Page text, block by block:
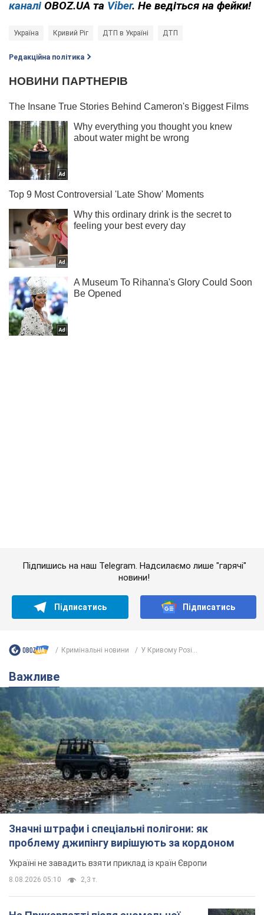
каналі OBOZ.UA та Viber. Не ведіться на фейки!
Україна Кривий Ріг ДТП в Україні ДТП
Редакційна політика
Значні штрафи і спеціальні полігони: як
Україні не завадить взяти приклад із країн Європи
На Прикарпатті після аномальної
спеки пройшла потужна злива:
дороги перетворились на річки.
Відео
Негода накрила Івано-Франківщину та
курортний Буковель
8.08.2026 09:27 34,0 т.
Жінці нарахували 729 тис. грн боргу
за газ через покази зіпсованого
лічильника: суддя ухвалив
Чи треба платити борг через донарахування
10 годин тому 31,5 т.